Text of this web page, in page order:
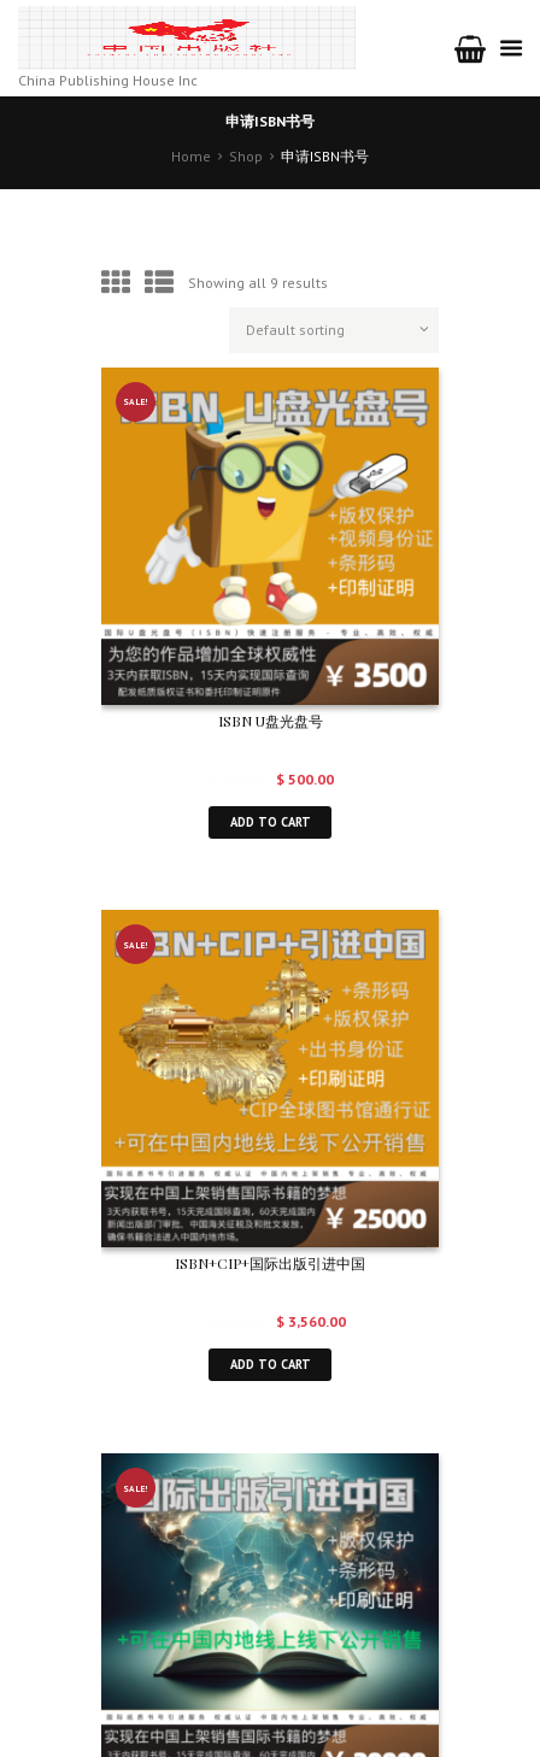
China Publishing House Inc
申请ISBN书号
Home
Shop 申请ISBN书号
Showing all 9 results
SALE!
ISBN U盘光盘号
$500.00
ADD TO CART
SALE!
ISBN+CIP+国际出版引进中国
$3,560.00
ADD TO CART
SALE!